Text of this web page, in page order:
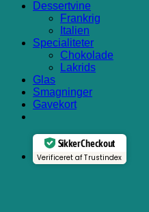
Dessertvine
Frankrig
Italien
Specialiteter
Chokolade
Lakrids
Glas
Smagninger
Gavekort
Sikker Checkout
Verificeret af Trustindex